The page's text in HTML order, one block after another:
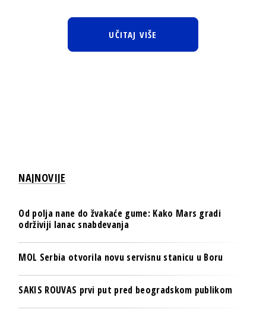
UČITAJ VIŠE
NAJNOVIJE
Od polja nane do žvakaće gume: Kako Mars gradi
održiviji lanac snabdevanja
MOL Serbia otvorila novu servisnu stanicu u Boru
SAKIS ROUVAS prvi put pred beogradskom publikom